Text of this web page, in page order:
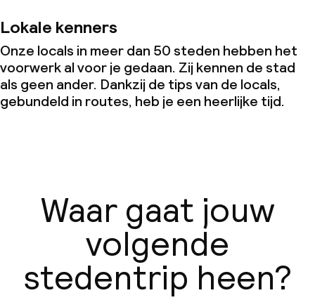
Lokale kenners
Onze locals in meer dan 50 steden hebben het
voorwerk al voor je gedaan. Zij kennen de stad
als geen ander. Dankzij de tips van de locals,
gebundeld in routes, heb je een heerlijke tijd.
Waar gaat jouw
volgende
stedentrip heen?